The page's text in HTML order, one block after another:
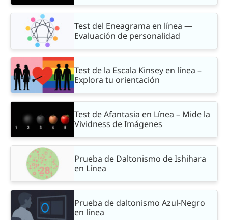
Test del Eneagrama en línea —
Evaluación de personalidad
Test de la Escala Kinsey en línea –
Explora tu orientación
Test de Afantasia en Línea – Mide la
Vividness de Imágenes
Prueba de Daltonismo de Ishihara
en Línea
Prueba de daltonismo Azul-Negro
en línea